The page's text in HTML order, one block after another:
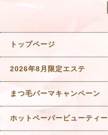
トップページ
2026年8月限定エステ
まつ毛パーマキャンペーン
ホットペーパービューティー